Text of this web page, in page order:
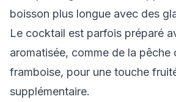
boisson plus longue avec des
Le cocktail est parfois préparé
aromatisée, comme de la pêche
framboise, pour une touche
supplémentaire.